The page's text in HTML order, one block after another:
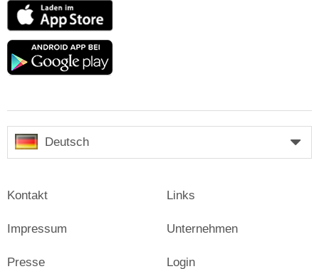
App
Store
Google
Deutsch
Kontakt
Impressum
Presse
Links
Unternehmen
Login